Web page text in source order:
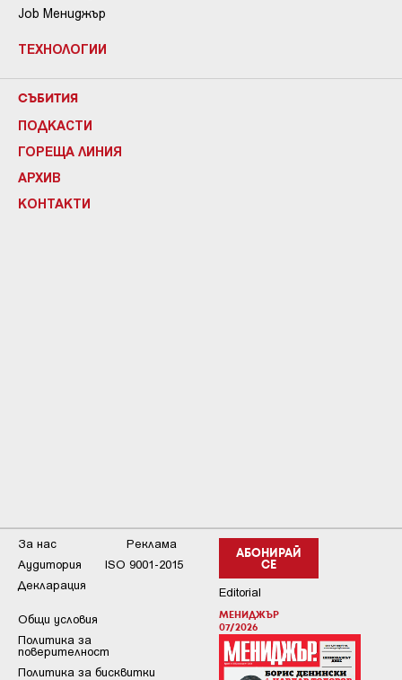
Job Мениджър
ТЕХНОЛОГИИ
СЪБИТИЯ
ПОДКАСТИ
ГОРЕЩА ЛИНИЯ
АРХИВ
КОНТАКТИ
АБОНИРАЙ
СЕ
Editorial
МЕНИДЖЪР
07/2026
За нас
Реклама
Аудитория
ISO 9001-2015
Декларация
Общи условия
Пoлитикa зa
пoвepитeлнocт
Политика за бисквитки